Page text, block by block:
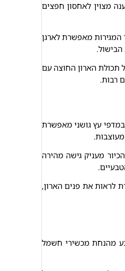
מצוין לאחסון חפצים
המגירות מאפשרת לארגן
תכולת הארון החוצה עם
רבות.
במדפי עץ גושני מאפשרת
מעניק גישה מהירה
לראות את פנים הארון,
מהנחת מכשירי חשמל